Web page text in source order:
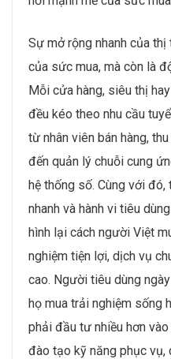
Sự mở rộng nhanh của
của sức mua, mà còn là
Mỗi cửa hàng, siêu thị
đều kéo theo nhu cầu
từ nhân viên bán hàng,
đến quản lý chuỗi cung
hệ thống số. Cùng với
nhanh và hành vi tiêu
hình lại cách người Việt
nghiệm tiện lợi, dịch vụ
cao. Người tiêu dùng
họ mua trải nghiệm sống
phải đầu tư nhiều hơn
đào tạo kỹ năng phục vụ,